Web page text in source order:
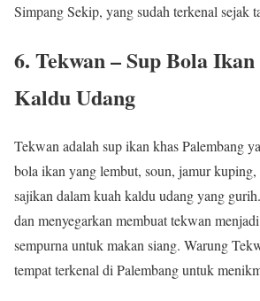
Simpang Sekip, yang sudah terkenal sejak
6. Tekwan – Sup Bola
Kaldu Udang
Tekwan adalah sup ikan khas Palembang
bola ikan yang lembut, soun, jamur
sajikan dalam kuah kaldu udang yang
dan menyegarkan membuat tekwan
sempurna untuk makan siang. Warung
tempat terkenal di Palembang untuk